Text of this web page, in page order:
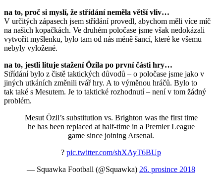
na to, proč si myslí, že střídání neměla větší vliv…
V určitých zápasech jsem střídání provedl, abychom měli více míč
na našich kopačkách. Ve druhém poločase jsme však nedokázali
vytvořit myšlenku, bylo tam od nás méně šancí, které ke všemu
nebyly vyložené.
na to, jestli lituje stažení Özila po první části hry…
Střídání bylo z čistě taktických důvodů – o poločase jsme jako v
jiných utkáních změnili tvář hry. A to výměnou hráčů. Bylo to
tak také s Mesutem. Je to taktické rozhodnutí – není v tom žádný
problém.
Mesut Özil’s substitution vs. Brighton was the first time
he has been replaced at half-time in a Premier League
game since joining Arsenal.
? pic.twitter.com/shXAyT6BUp
— Squawka Football (@Squawka) 26. prosince 2018